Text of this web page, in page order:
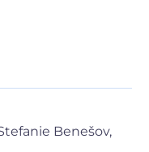
Benešov,